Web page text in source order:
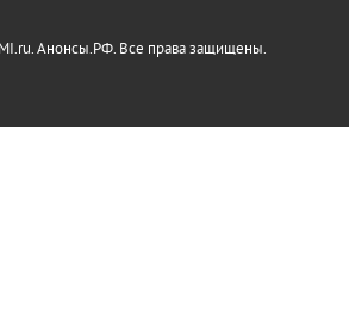
Анонсы.РФ. Все права защищены.